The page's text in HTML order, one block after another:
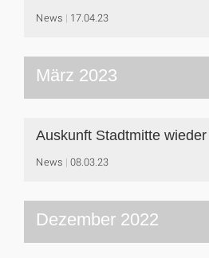
News 17.04.23
März 2023
Auskunft Stadtmitte
News 08.03.23
Dezember 2022